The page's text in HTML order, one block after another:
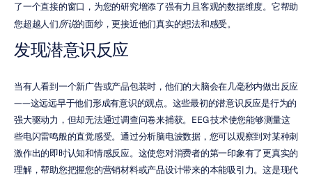
了一个直接的窗口，为您的研究增添了强有力且客观的数据维度。它帮助
您超越人们所说的面纱，更接近他们真实的想法和感受。
发现潜意识反应
当有人看到一个新广告或产品包装时，他们的大脑会在几毫秒内做出反应
——这远远早于他们形成有意识的观点。这些最初的潜意识反应是行为的
强大驱动力，但却无法通过调查问卷来捕获。EEG 技术使您能够测量这
些电闪雷鸣般的直觉感受。通过分析脑电波数据，您可以观察到对某种刺
激作出的即时认知和情感反应。这使您对消费者的第一印象有了更真实的
理解，帮助您把握您的营销材料或产品设计带来的本能吸引力。这是现代